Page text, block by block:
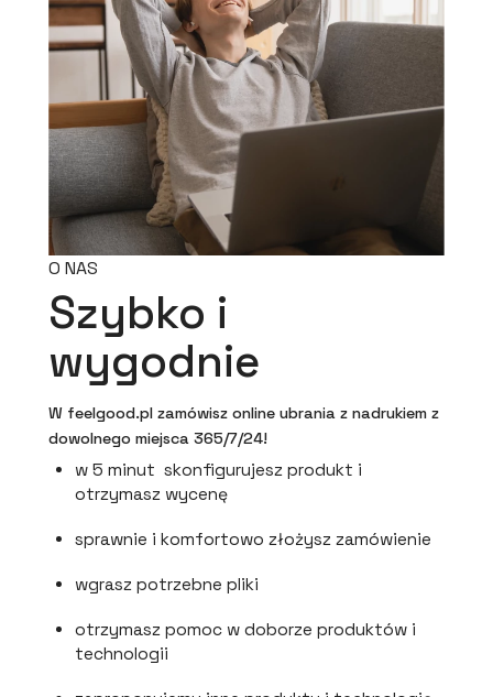
O NAS
Szybko i
wygodnie
W feelgood.pl zamówisz online ubrania z nadrukiem z
dowolnego miejsca 365/7/24!
w 5 minut skonfigurujesz produkt i
otrzymasz wycenę
sprawnie i komfortowo złożysz zamówienie
wgrasz potrzebne pliki
otrzymasz pomoc w doborze produktów i
technologii